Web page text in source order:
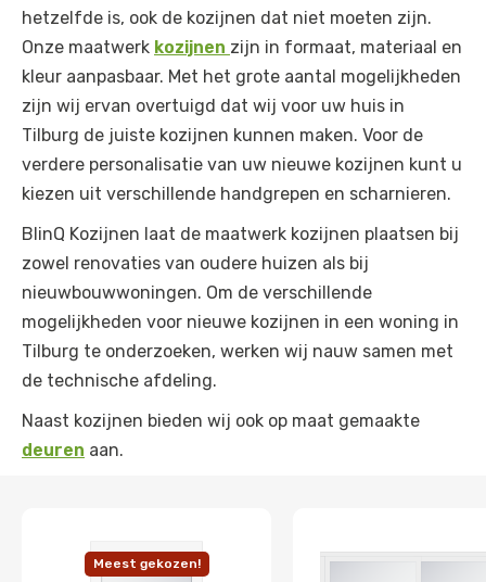
hetzelfde is, ook de kozijnen dat niet moeten zijn.
Onze maatwerk kozijnen zijn in formaat, materiaal en
kleur aanpasbaar. Met het grote aantal mogelijkheden
zijn wij ervan overtuigd dat wij voor uw huis in
Tilburg de juiste kozijnen kunnen maken. Voor de
verdere personalisatie van uw nieuwe kozijnen kunt u
kiezen uit verschillende handgrepen en scharnieren.
BlinQ Kozijnen laat de maatwerk kozijnen plaatsen bij
zowel renovaties van oudere huizen als bij
nieuwbouwwoningen. Om de verschillende
mogelijkheden voor nieuwe kozijnen in een woning in
Tilburg te onderzoeken, werken wij nauw samen met
de technische afdeling.
Naast kozijnen bieden wij ook op maat gemaakte
deuren aan.
Meest gekozen!